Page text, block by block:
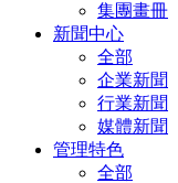
集團畫冊
新聞中心
全部
企業新聞
行業新聞
媒體新聞
管理特色
全部